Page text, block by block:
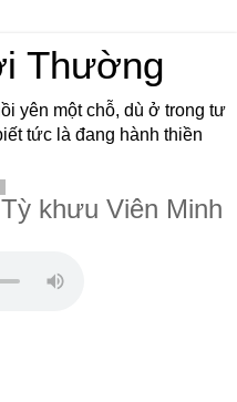
Thường
yên một chỗ, dù ở trong tư
tức là đang hành thiền
khưu Viên Minh